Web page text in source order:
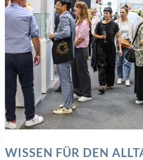
WISSEN FÜR DEN